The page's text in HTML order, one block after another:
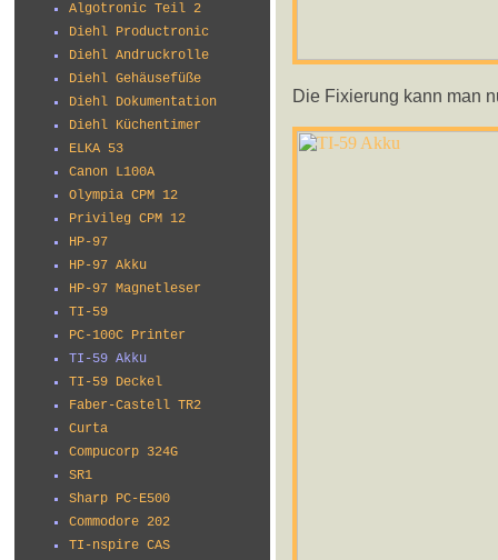
Algotronic Teil 2
Diehl Productronic
Diehl Andruckrolle
Diehl Gehäusefüße
Diehl Dokumentation
Diehl Küchentimer
ELKA 53
Canon L100A
Olympia CPM 12
Privileg CPM 12
HP-97
HP-97 Akku
HP-97 Magnetleser
TI-59
PC-100C Printer
TI-59 Akku
TI-59 Deckel
Faber-Castell TR2
Curta
Compucorp 324G
SR1
Sharp PC-E500
Commodore 202
TI-nspire CAS
Die Fixierung kann man